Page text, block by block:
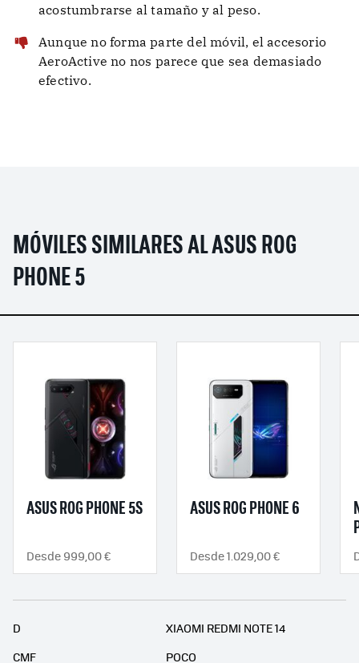
acostumbrarse al tamaño y al peso.
Aunque no forma parte del móvil, el accesorio
AeroActive no nos parece que sea demasiado
efectivo.
MÓVILES SIMILARES AL ASUS ROG
PHONE 5
ASUS ROG PHONE 5S
Desde 999,00 €
ASUS ROG PHONE 6
Desde 1.029,00 €
D
XIAOMI REDMI NOTE 14
CMF
POCO